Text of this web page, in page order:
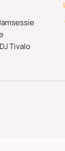
Soulful
onder de
Tivalo